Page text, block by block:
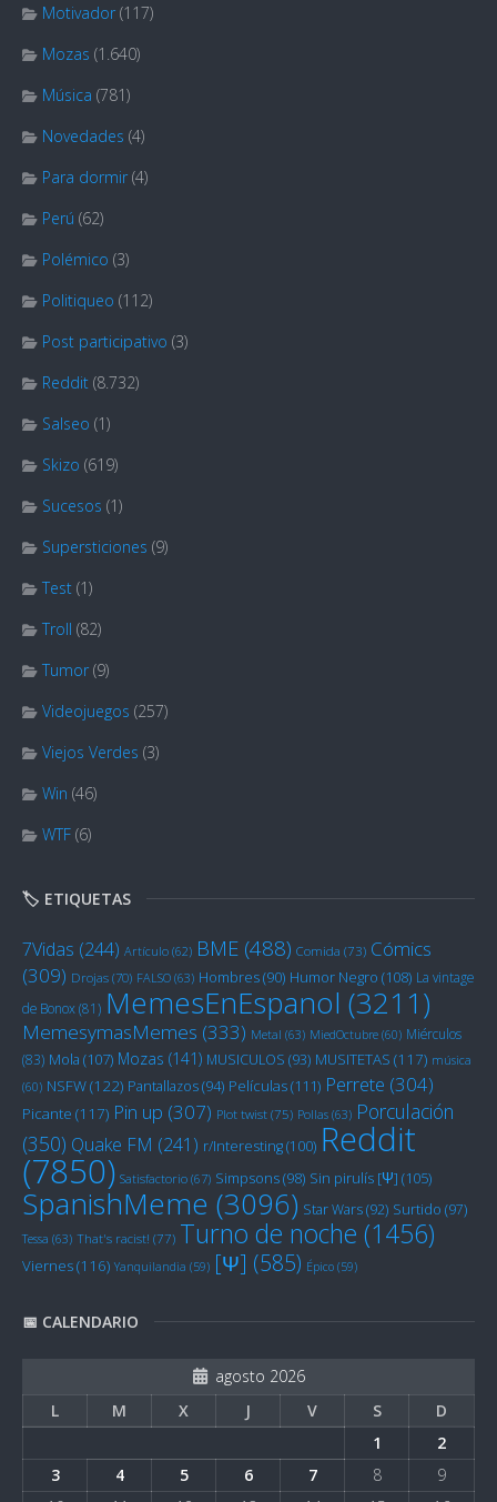
Motivador (117)
Mozas (1.640)
Música (781)
Novedades (4)
Para dormir (4)
Perú (62)
Polémico (3)
Politiqueo (112)
Post participativo (3)
Reddit (8.732)
Salseo (1)
Skizo (619)
Sucesos (1)
Supersticiones (9)
Test (1)
Troll (82)
Tumor (9)
Videojuegos (257)
Viejos Verdes (3)
Win (46)
WTF (6)
🏷️ ETIQUETAS
7Vidas (244) Artículo (62) BME (488) Comida (73) Cómics
(309) Drojas (70) FALSO (63) Hombres(90) Humor Negro (108) La vintage
de Bonox(81) MemesEnEspanol (3211)
MemesymasMemes (333) Metal (63) MiedOctubre (60) Miérculos
(83) Mola (107) Mozas (141) MUSICULOS (93) MUSITETAS (117) música
(60) NSFW(122) Pantallazos(94) Películas(111) Perrete (304)
Picante (117) Pin up (307) Plot twist (75) Pollas (63) Porculación
(350) Quake FM (241) r/Interesting(100) Reddit
(7850) Satisfactorio (67) Simpsons(98) Sin pirulís [Ψ] (105)
SpanishMeme (3096) Star Wars(92) Surtido (97)
Tessa (63) That's racist! (77) Turno de noche (1456)
Viernes(116) Yanquilandia (59) [Ψ] (585) Épico (59)
📅 CALENDARIO
agosto 2026
L
M X J V S
D
1
2
3
4 5 6 7 8
9